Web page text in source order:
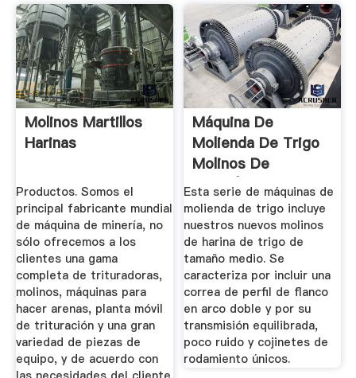
Molinos Martillos
Harinas
Productos. Somos el
principal fabricante mundial
de máquina de minería, no
sólo ofrecemos a los
clientes una gama
completa de trituradoras,
molinos, máquinas para
hacer arenas, planta móvil
de trituración y una gran
variedad de piezas de
equipo, y de acuerdo con
Máquina De
Molienda De Trigo
Molinos De
Harina|Molino ...
Esta serie de máquinas de
molienda de trigo incluye
nuestros nuevos molinos
de harina de trigo de
tamaño medio. Se
caracteriza por incluir una
correa de perfil de flanco
en arco doble y por su
transmisión equilibrada,
poco ruido y cojinetes de
rodamiento únicos.